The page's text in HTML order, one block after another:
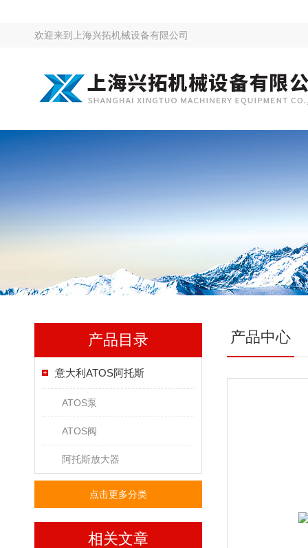
欢迎来到 上海兴拓机械设备有限公司
产品目录
意大利ATOS阿托斯
ATOS泵
ATOS阀
阿托斯放大器
点击更多分类
相关文章
产品中心